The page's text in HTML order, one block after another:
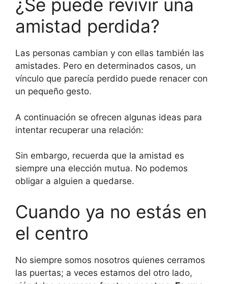
¿Se puede revivir una
amistad perdida?
Las personas cambian y con ellas también las
amistades. Pero en determinados casos, un
vínculo que parecía perdido puede renacer con
un pequeño gesto.
A continuación se ofrecen algunas ideas para
intentar recuperar una relación:
Sin embargo, recuerda que la amistad es
siempre una elección mutua. No podemos
obligar a alguien a quedarse.
Cuando ya no estás en
el centro
No siempre somos nosotros quienes cerramos
las puertas; a veces estamos del otro lado,